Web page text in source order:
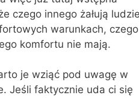
czego innego żałują
warunkach, czego
komfortu nie mają.
je wziąć pod uwagę w
Jeśli faktycznie uda ci się